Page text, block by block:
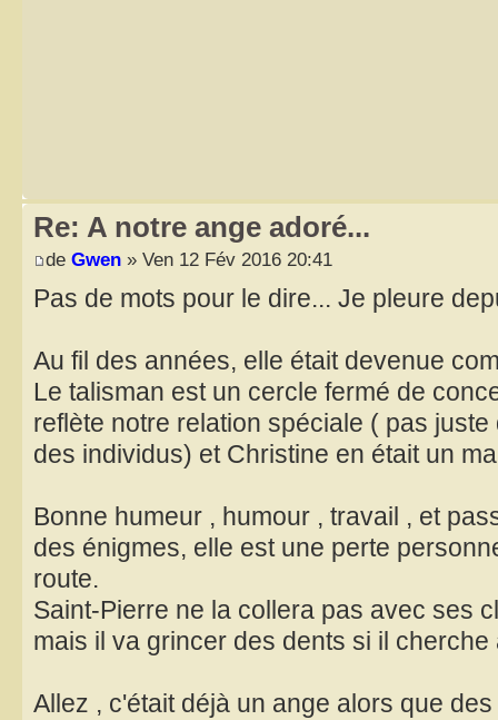
Re: A notre ange adoré...
de Gwen » Ven 12 Fév 2016 20:41
Pas de mots pour le dire... Je pleure
Au fil des années, elle était devenue
Le talisman est un cercle fermé de
reflète notre relation spéciale ( pas
des individus) et Christine en était un
Bonne humeur , humour , travail , et
des énigmes, elle est une perte
route.
Saint-Pierre ne la collera pas avec ses
mais il va grincer des dents si il
Allez , c'était déjà un ange alors que